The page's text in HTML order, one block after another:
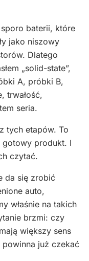
baterii, które
jako niszowy
Dlatego
„solid-state”,
A, próbki B,
trwałość,
seria.
tych etapów. To
gotowy produkt. I
czytać.
da się zrobić
auto,
właśnie na takich
brzmi: czy
większy sens
już czekać